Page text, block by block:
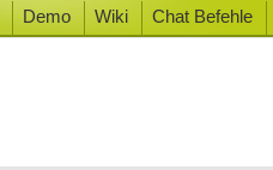
Demo Wiki Chat Befehle